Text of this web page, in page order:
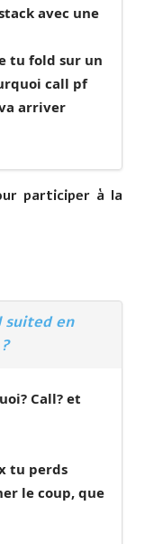
avec une
tu fold sur un
call pf
arriver
participer à la
suited en
Call? et
tu perds
le coup, que